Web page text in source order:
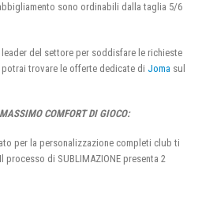
sono ordinabili dalla taglia 5/6
del settore per soddisfare le richieste
trovare le offerte dedicate di Joma sul
COMFORT DI GIOCO:
per la personalizzazione completi club ti
di SUBLIMAZIONE presenta 2